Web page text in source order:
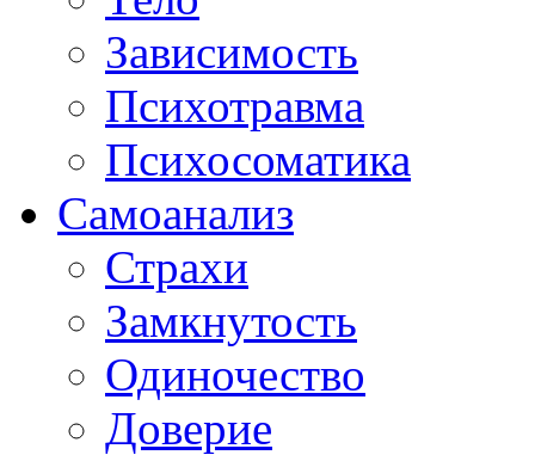
Зависимость
Психотравма
Психосоматика
Самоанализ
Страхи
Замкнутость
Одиночество
Доверие